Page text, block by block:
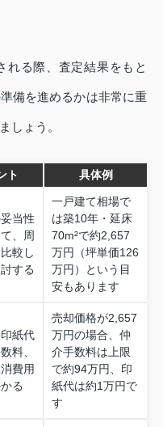
れる際、査定結果をもと
備を進めるかは非常に重
しょう。
ト 具体例
当性
、周
較し
する
一戸建て相場で
は築10年・延床
70m²で約2,657
万円（坪単価126
万円）という目
安もあります
紙代
料、
費用
る
売却価格が2,657
万円の場合、仲
介手数料は上限
で約94万円、印
紙代は約1万円で
す